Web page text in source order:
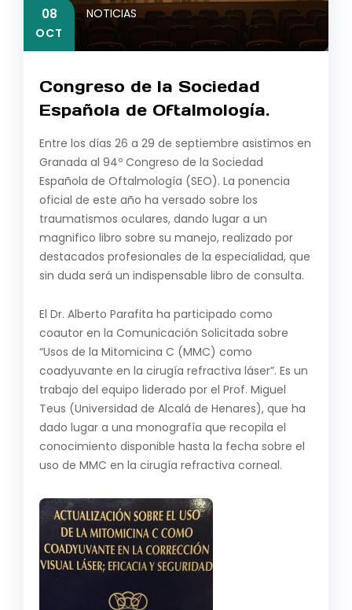
08
OCT
Congreso de la Sociedad
Española de Oftalmología.
Entre los días 26 a 29 de septiembre asistimos en
Granada al 94º Congreso de la Sociedad
Española de Oftalmología (SEO). La ponencia
oficial de este año ha versado sobre los
traumatismos oculares, dando lugar a un
magnifico libro sobre su manejo, realizado por
destacados profesionales de la especialidad, que
sin duda será un indispensable libro de consulta.
El Dr. Alberto Parafita ha participado como
coautor en la Comunicación Solicitada sobre
“Usos de la Mitomicina C (MMC) como
coadyuvante en la cirugía refractiva láser”. Es un
trabajo del equipo liderado por el Prof. Miguel
Teus (Universidad de Alcalá de Henares), que ha
dado lugar a una monografía que recopila el
conocimiento disponible hasta la fecha sobre el
uso de MMC en la cirugía refractiva corneal.
NOTICIAS